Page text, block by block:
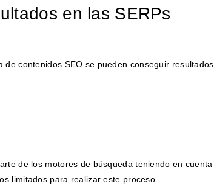
en las SERPs
de contenidos SEO se pueden conseguir resultados
de los motores de búsqueda teniendo en cuenta
limitados para realizar este proceso.